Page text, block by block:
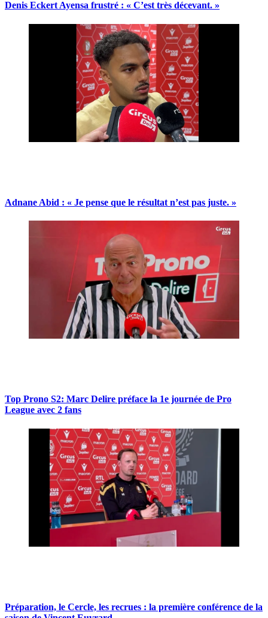
Denis Eckert Ayensa frustré : « C’est très décevant. »
Adnane Abid : « Je pense que le résultat n’est pas juste. »
Top Prono S2: Marc Delire préface la 1e journée de Pro
League avec 2 fans
Préparation, le Cercle, les recrues : la première conférence de la